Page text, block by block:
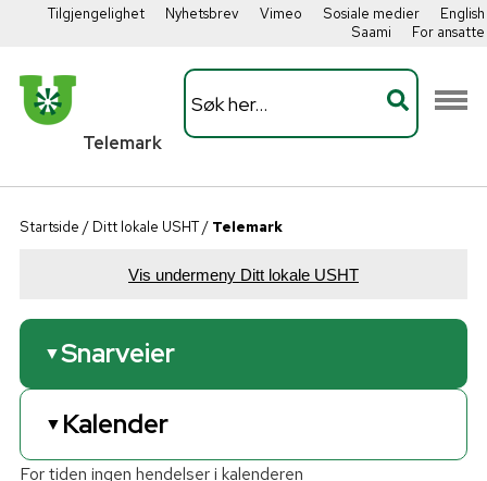
Tilgjengelighet Nyhetsbrev Vimeo Sosiale medier
English
Saami
For ansatte
Telemark
Startside / Ditt lokale USHT/ Telemark
Vis undermeny Ditt lokale USHT
▼Snarveier
Video - hva vi jobber med
Årsmelding 2024
▼ Kalender
For tiden ingen hendelser i kalenderen